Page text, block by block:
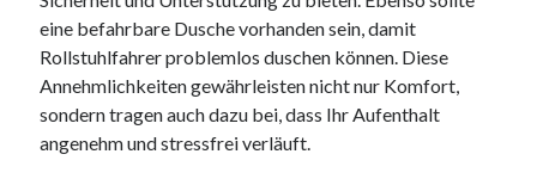
eine befahrbare Dusche vorhanden sein, damit
Rollstuhlfahrer problemlos duschen können. Diese
Annehmlichkeiten gewährleisten nicht nur Komfort,
sondern tragen auch dazu bei, dass Ihr Aufenthalt
angenehm und stressfrei verläuft.